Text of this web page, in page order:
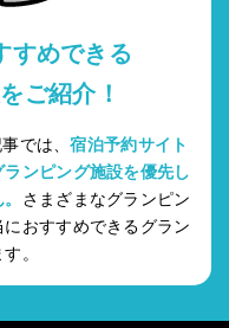
すめできる
ご紹介！
では、宿泊予約サイト
ンピング施設を優先し
さまざまなグランピン
おすすめできるグラン
。